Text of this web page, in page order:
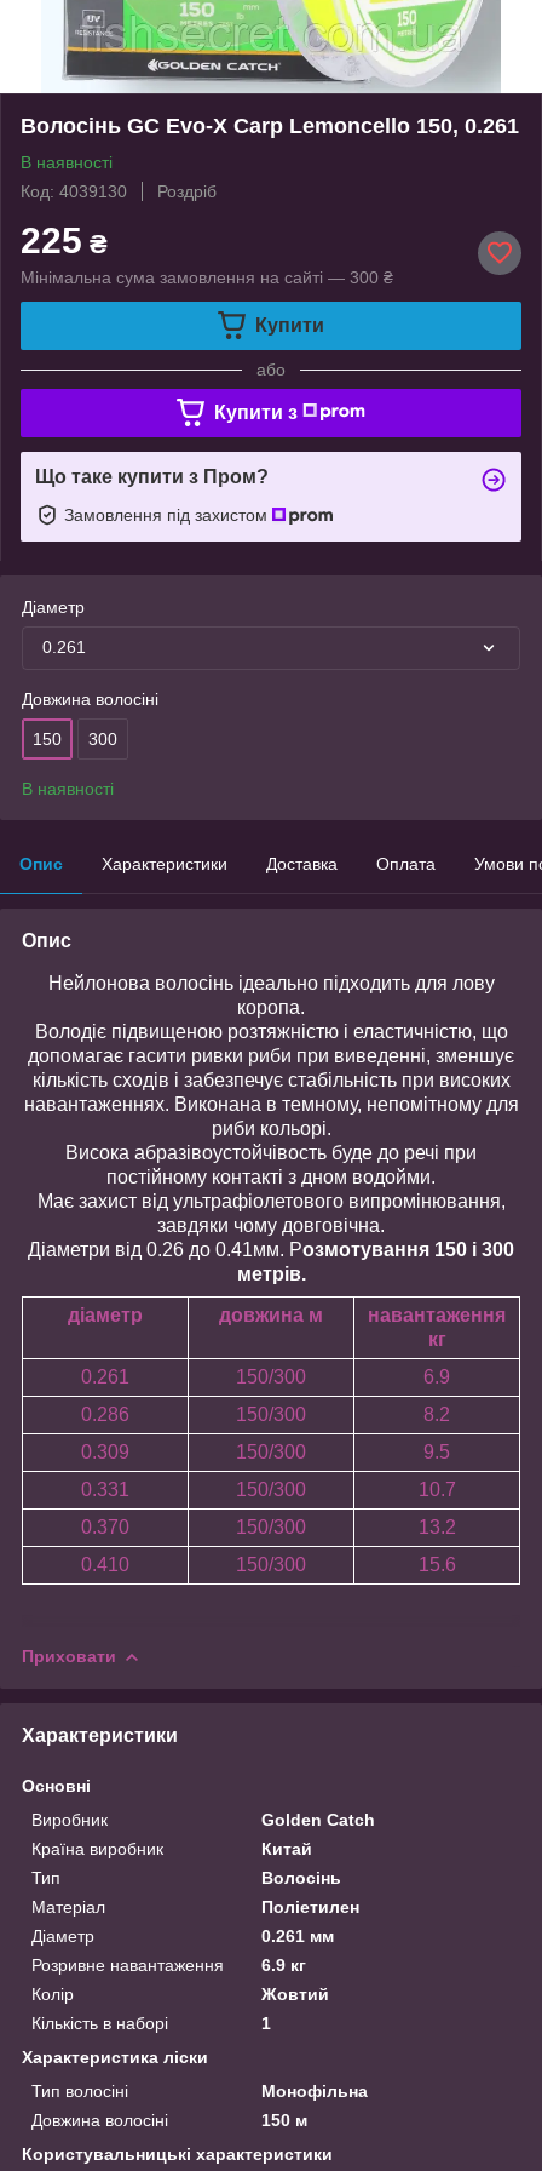
Волосінь GC Evo-X Carp Lemoncello 150, 0.261
В наявності
Код: 4039130
Роздріб
225 ₴
Мінімальна сума замовлення на сайті — 300 ₴
Купити
або
Купити з
Що таке купити з Пром?
Замовлення під захистом
Діаметр
0.261
Довжина волосіні
150 300
В наявності
Опис Характеристики Доставка Оплата Умови
Опис
Нейлонова волосінь ідеально підходить для лову
коропа.
Володіє підвищеною розтяжністю і еластичністю, що
допомагає гасити ривки риби при виведенні, зменшує
кількість сходів і забезпечує стабільність при високих
навантаженнях. Виконана в темному, непомітному для
риби кольорі.
Висока абразівоустойчівость буде до речі при
постійному контакті з дном водойми.
Має захист від ультрафіолетового випромінювання,
завдяки чому довговічна.
Діаметри від 0.26 до 0.41мм. Розмотування 150 і 300
метрів.
діаметр
довжина м
навантаження
кг
0.261
150/300
6.9
0.286
150/300
8.2
0.309
150/300
9.5
0.331
150/300
10.7
0.370
150/300
13.2
0.410
150/300 15.6
Приховати
Характеристики
Основні
Виробник
Golden Catch
Країна виробник
Китай
Тип
Волосінь
Матеріал
Поліетилен
Діаметр
0.261 мм
Розривне навантаження
6.9 кг
Колір
Жовтий
Кількість в наборі
1
Характеристика ліски
Тип волосіні
Монофільна
Довжина волосіні
150 м
Користувальницькі характеристики